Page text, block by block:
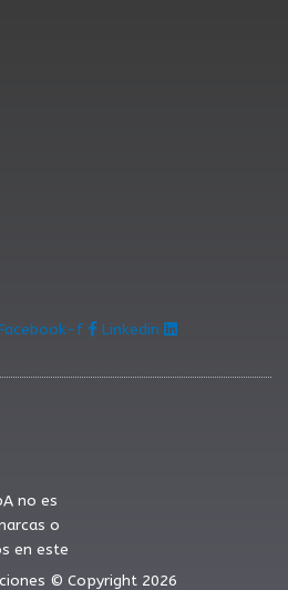
Facebook-f Linkedin
no es
o
en este
© Copyright 2026